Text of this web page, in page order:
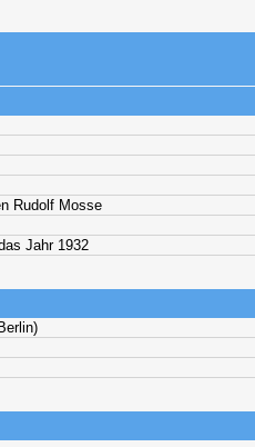
Rudolf Mosse
Jahr 1932